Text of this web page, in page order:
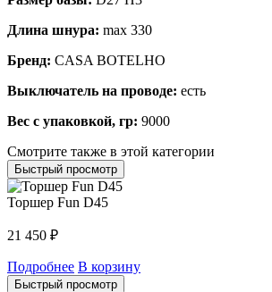
Длина шнура: max 330
Бренд: CASA BOTELHO
Выключатель на проводе: есть
Вес с упаковкой, гр: 9000
Смотрите также в этой категории
Быстрый просмотр
Торшер Fun D45
21 450 ₽
Подробнее В корзину
Быстрый просмотр